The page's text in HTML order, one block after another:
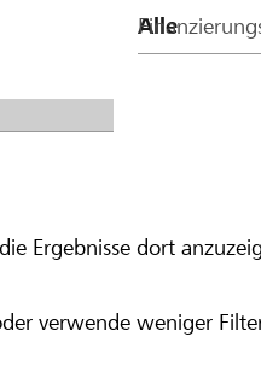
Ergebnisse dort
verwende weniger